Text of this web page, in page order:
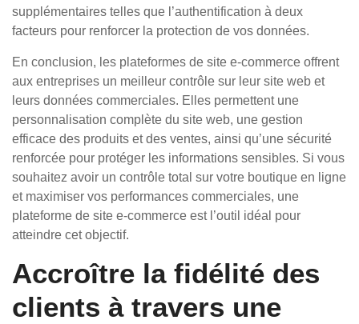
supplémentaires telles que l’authentification à deux
facteurs pour renforcer la protection de vos données.
En conclusion, les plateformes de site e-commerce offrent
aux entreprises un meilleur contrôle sur leur site web et
leurs données commerciales. Elles permettent une
personnalisation complète du site web, une gestion
efficace des produits et des ventes, ainsi qu’une sécurité
renforcée pour protéger les informations sensibles. Si vous
souhaitez avoir un contrôle total sur votre boutique en ligne
et maximiser vos performances commerciales, une
plateforme de site e-commerce est l’outil idéal pour
atteindre cet objectif.
Accroître la fidélité des
clients à travers une